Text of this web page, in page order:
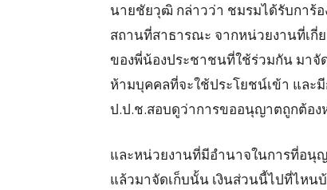
นายชัยวุฒิ กล่าวว่า ชมรมได้รับการ้
สถานที่สาธารณะ จากหน่วยงานที่เกี่
ของพี่น้องประชาชนที่ใช้ร่วมกัน มาจั
ห้ามบุคคลที่จะใช้ประโยชน์เข้า และ
ป.ป.ช.สอบดูว่าการขออนุญาตถูกต้อง
และหน่วยงานที่มีอำนาจในการที่อนุ
แล้วมาจัดเก็บนั้น เงินส่วนนี้ไปที่ไหน